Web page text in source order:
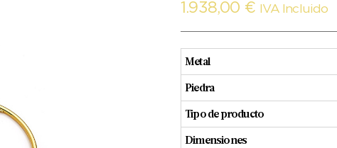
1.938,00 € IVA Incluido
Metal
Piedra
Tipo de producto
Dimensiones